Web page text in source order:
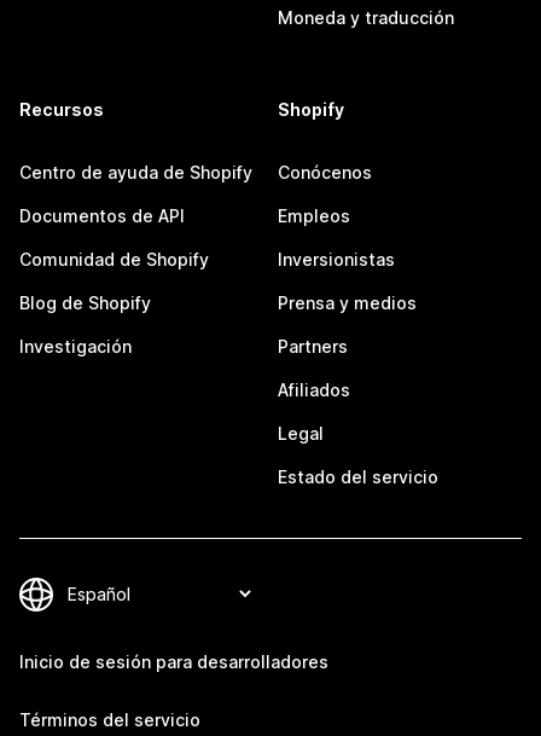
Moneda y traducción
Recursos
Centro de ayuda de Shopify
Documentos de API
Comunidad de Shopify
Blog de Shopify
Investigación
Shopify
Conócenos
Empleos
Inversionistas
Prensa y medios
Partners
Afiliados
Legal
Estado del servicio
Inicio de sesión para desarrolladores
Términos del servicio